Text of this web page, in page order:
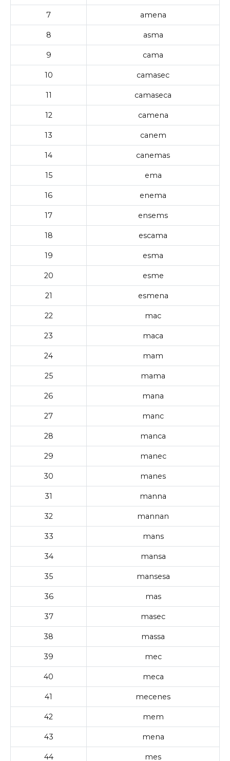
7 amena
8 asma
9 cama
10 camasec
11 camaseca
12 camena
13 canem
14 canemas
15 ema
16 enema
17 ensems
18 escama
19 esma
20 esme
21 esmena
22 mac
23 maca
24 mam
25 mama
26 mana
27 manc
28 manca
29 manec
30 manes
31 manna
32 mannan
33 mans
34 mansa
35 mansesa
36 mas
37 masec
38 massa
39 mec
40 meca
41 mecenes
42 mem
43 mena
44 mes